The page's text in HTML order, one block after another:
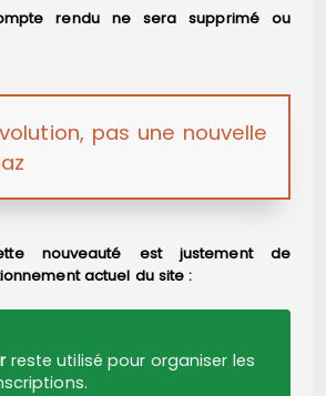
rendu ne sera supprimé ou
pas une nouvelle
nouveauté est justement de
actuel du site :
reste utilisé pour organiser les